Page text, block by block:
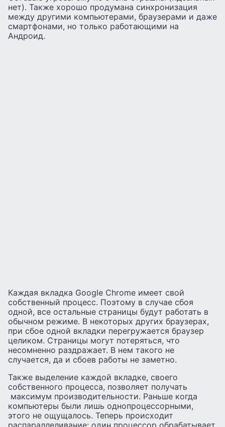
нет). Также хорошо продумана синхронизация
между другими компьютерами, браузерами и даже
смартфонами, но только работающими на
Андроид.
Каждая вкладка Google Chrome имеет свой
собственный процесс. Поэтому в случае сбоя
одной, все остальные страницы будут работать в
обычном режиме. В некоторых других браузерах,
при сбое одной вкладки перегружается браузер
целиком. Страницы могут потеряться, что
несомненно раздражает. В нем такого не
случается, да и сбоев работы не заметно.
Также выделение каждой вкладке, своего
собственного процесса, позволяет получать
максимум производительности. Раньше когда
компьютеры были лишь однопроцессорными,
этого не ощущалось. Теперь происходит
распараллеливание: один процессор обрабатывает